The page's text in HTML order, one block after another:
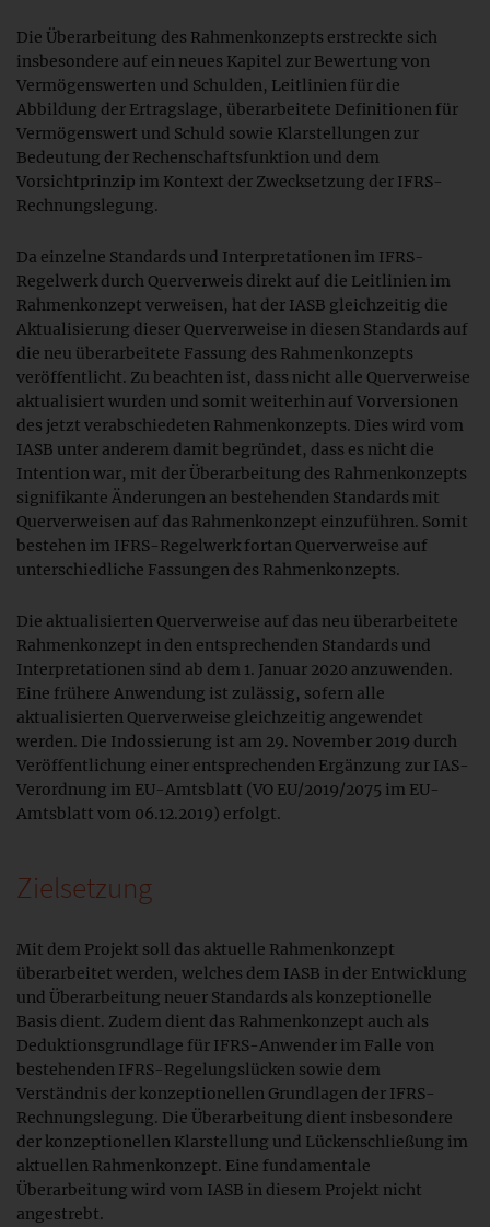
Die Überarbeitung des Rahmenkonzepts erstreckte sich
insbesondere auf ein neues Kapitel zur Bewertung von
Vermögenswerten und Schulden, Leitlinien für die
Abbildung der Ertragslage, überarbeitete Definitionen für
Vermögenswert und Schuld sowie Klarstellungen zur
Bedeutung der Rechenschaftsfunktion und dem
Vorsichtprinzip im Kontext der Zwecksetzung der IFRS-
Rechnungslegung.
Da einzelne Standards und Interpretationen im IFRS-
Regelwerk durch Querverweis direkt auf die Leitlinien im
Rahmenkonzept verweisen, hat der IASB gleichzeitig die
Aktualisierung dieser Querverweise in diesen Standards auf
die neu überarbeitete Fassung des Rahmenkonzepts
veröffentlicht. Zu beachten ist, dass nicht alle Querverweise
aktualisiert wurden und somit weiterhin auf Vorversionen
des jetzt verabschiedeten Rahmenkonzepts. Dies wird vom
IASB unter anderem damit begründet, dass es nicht die
Intention war, mit der Überarbeitung des Rahmenkonzepts
signifikante Änderungen an bestehenden Standards mit
Querverweisen auf das Rahmenkonzept einzuführen. Somit
bestehen im IFRS-Regelwerk fortan Querverweise auf
unterschiedliche Fassungen des Rahmenkonzepts.
Die aktualisierten Querverweise auf das neu überarbeitete
Rahmenkonzept in den entsprechenden Standards und
Interpretationen sind ab dem 1. Januar 2020 anzuwenden.
Eine frühere Anwendung ist zulässig, sofern alle
aktualisierten Querverweise gleichzeitig angewendet
werden. Die Indossierung ist am 29. November 2019 durch
Veröffentlichung einer entsprechenden Ergänzung zur IAS-
Verordnung im EU-Amtsblatt (VO EU/2019/2075 im EU-
Amtsblatt vom 06.12.2019) erfolgt.
Zielsetzung
Mit dem Projekt soll das aktuelle Rahmenkonzept
überarbeitet werden, welches dem IASB in der Entwicklung
und Überarbeitung neuer Standards als konzeptionelle
Basis dient. Zudem dient das Rahmenkonzept auch als
Deduktionsgrundlage für IFRS-Anwender im Falle von
bestehenden IFRS-Regelungslücken sowie dem
Verständnis der konzeptionellen Grundlagen der IFRS-
Rechnungslegung. Die Überarbeitung dient insbesondere
der konzeptionellen Klarstellung und Lückenschließung im
aktuellen Rahmenkonzept. Eine fundamentale
Überarbeitung wird vom IASB in diesem Projekt nicht
angestrebt.